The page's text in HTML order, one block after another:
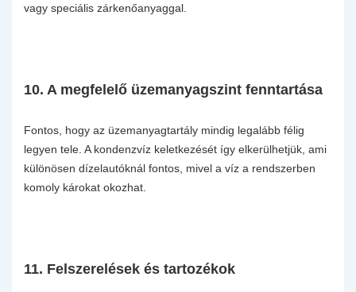
vagy speciális zárkenőanyaggal.
10. A megfelelő üzemanyagszint fenntartása
Fontos, hogy az üzemanyagtartály mindig legalább félig
legyen tele. A kondenzvíz keletkezését így elkerülhetjük, ami
különösen dízelautóknál fontos, mivel a víz a rendszerben
komoly károkat okozhat.
11. Felszerelések és tartozékok